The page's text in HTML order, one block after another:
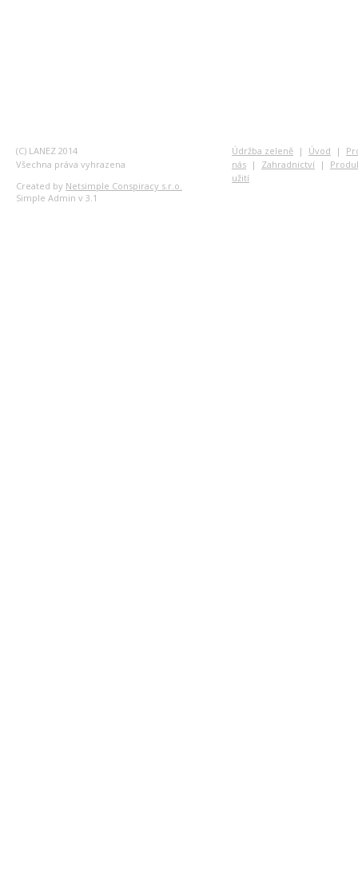
(C) LANEZ 2014
Všechna práva vyhrazena
Created by Netsimple Conspiracy s.r.o.
Simple Admin v 3.1
Údržba zeleně | Úvod |
nás | Zahradnictví |
užití